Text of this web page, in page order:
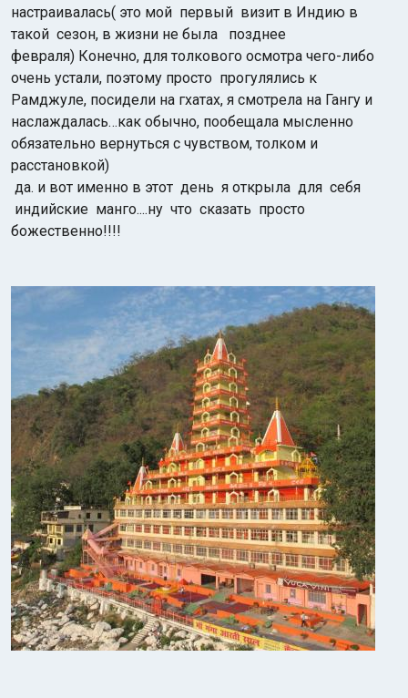
настраивалась( это мой первый визит в Индию в
такой сезон, в жизни не была позднее
февраля) Конечно, для толкового осмотра чего-либо
очень устали, поэтому просто прогулялись к
Рамджуле, посидели на гхатах, я смотрела на Гангу и
наслаждалась…как обычно, пообещала мысленно
обязательно вернуться с чувством, толком и
расстановкой)
да. и вот именно в этот день я открыла для себя
индийские манго....ну что сказать просто
божественно!!!!